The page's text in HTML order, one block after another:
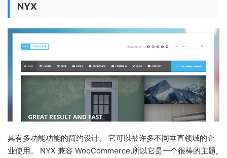
NYX
具有多功能功能的简约设计。 它可以被许多不同垂直领域的企
业使用。 NYX 兼容 WooCommerce,所以它是一个很棒的主题,